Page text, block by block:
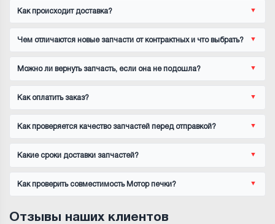
Как происходит доставка?
Чем отличаются новые запчасти от контрактных и что выбрать?
Можно ли вернуть запчасть, если она не подошла?
Как оплатить заказ?
Как проверяется качество запчастей перед отправкой?
Какие сроки доставки запчастей?
Как проверить совместимость Мотор печки?
Отзывы наших клиентов